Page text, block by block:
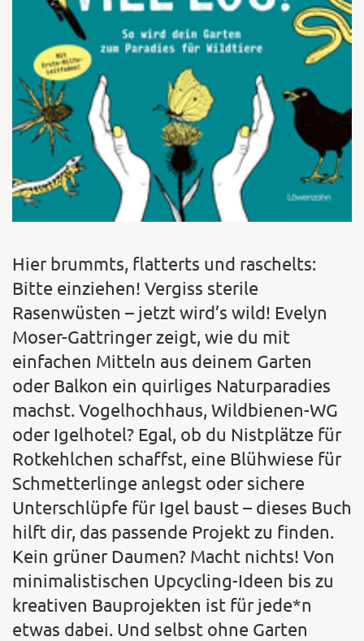
Hier brummts, flatterts und raschelts:
Bitte einziehen! Vergiss sterile
Rasenwüsten – jetzt wird’s wild! Evelyn
Moser-Gattringer zeigt, wie du mit
einfachen Mitteln aus deinem Garten
oder Balkon ein quirliges Naturparadies
machst. Vogelhochhaus, Wildbienen-WG
oder Igelhotel? Egal, ob du Nistplätze für
Rotkehlchen schaffst, eine Blühwiese für
Schmetterlinge anlegst oder sichere
Unterschlüpfe für Igel baust – dieses Buch
hilft dir, das passende Projekt zu finden.
Kein grüner Daumen? Macht nichts! Von
minimalistischen Upcycling-Ideen bis zu
kreativen Bauprojekten ist für jede*n
etwas dabei. Und selbst ohne Garten